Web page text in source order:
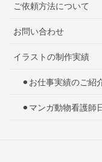
ご依頼方法について
お問い合わせ
イラストの制作実績
⚫︎お仕事実績のご紹
⚫︎マンガ動物看護師